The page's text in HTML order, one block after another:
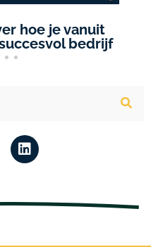
hoe je vanuit
bedrijf